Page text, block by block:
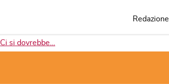
Redazione
Ci si dovrebbe…